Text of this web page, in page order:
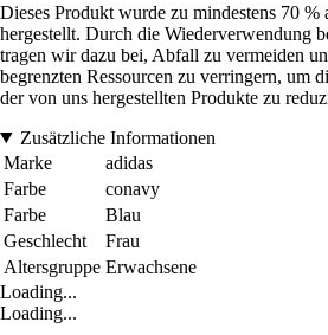
Dieses Produkt wurde zu mindestens 70 %
hergestellt. Durch die Wiederverwendung
tragen wir dazu bei, Abfall zu vermeiden
begrenzten Ressourcen zu verringern, um
der von uns hergestellten Produkte zu
Zusätzliche Informationen
Marke
adidas
Farbe
conavy
Farbe
Blau
Geschlecht
Frau
Altersgruppe Erwachsene
Loading...
Loading...